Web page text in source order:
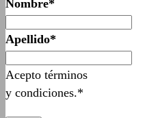
Nombre*
Apellido*
Acepto términos
y condiciones.*